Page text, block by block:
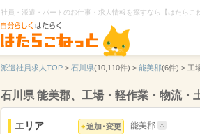
社員・派遣・パートのお仕事・求人情報を探すなら【はたらこ
派遣社員求人TOP > 石川県(10,110件) > 能美郡(6件) > 工
石川県 能美郡、工場・軽作業・物流・
エリア 追加･変更 能美郡